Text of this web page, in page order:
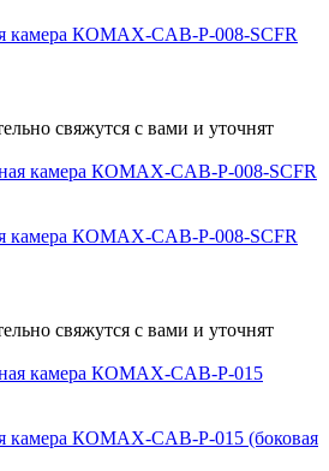
камера КОМАХ-CAB-P-008-SCFR
свяжутся с вами и уточнят
камера КОМАХ-CAB-P-008-SCFR
свяжутся с вами и уточнят
камера КОМАХ-CAB-P-015 (боковая